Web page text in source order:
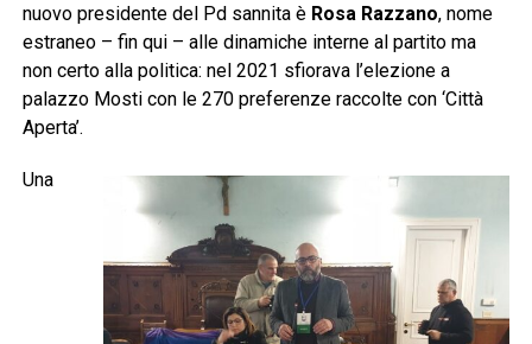
nuovo presidente del Pd sannita è Rosa Razzano, nome
estraneo – fin qui – alle dinamiche interne al partito ma
non certo alla politica: nel 2021 sfiorava l’elezione a
palazzo Mosti con le 270 preferenze raccolte con ‘Città
Aperta’.
Una